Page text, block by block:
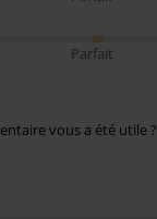
Parfait
vous a été utile ?